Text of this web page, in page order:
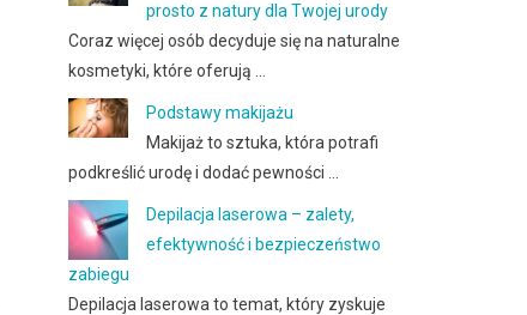
prosto z natury dla Twojej urody
Coraz więcej osób decyduje się na naturalne
kosmetyki, które oferują …
Podstawy makijażu
Makijaż to sztuka, która potrafi
podkreślić urodę i dodać pewności …
Depilacja laserowa – zalety,
efektywność i bezpieczeństwo
zabiegu
Depilacja laserowa to temat, który zyskuje